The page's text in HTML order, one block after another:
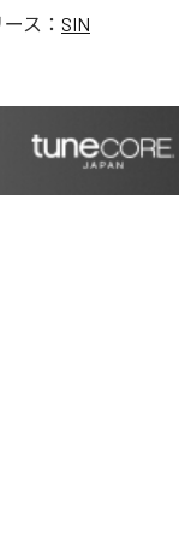
ス： SIN